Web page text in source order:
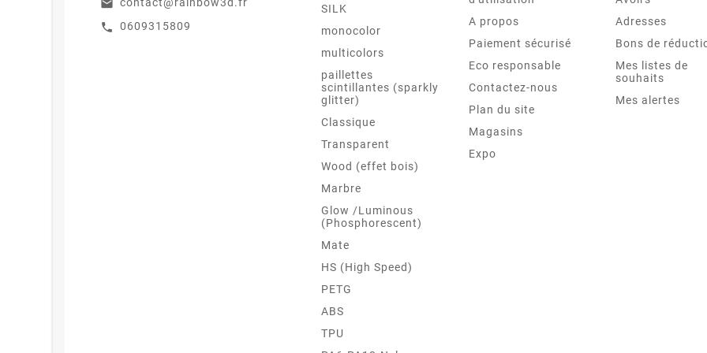
email
call 0609315809
SILK
monocolor
multicolors
paillettes
scintillantes (sparkly
glitter)
Classique
Transparent
Wood (effet bois)
Marbre
Glow /Luminous
(Phosphorescent)
Mate
HS (High Speed)
PETG
ABS
TPU
A propos
Paiement sécurisé
Eco responsable
Contactez-nous
Plan du site
Magasins
Expo
Adresses
Bons de
Mes listes de
souhaits
Mes alertes